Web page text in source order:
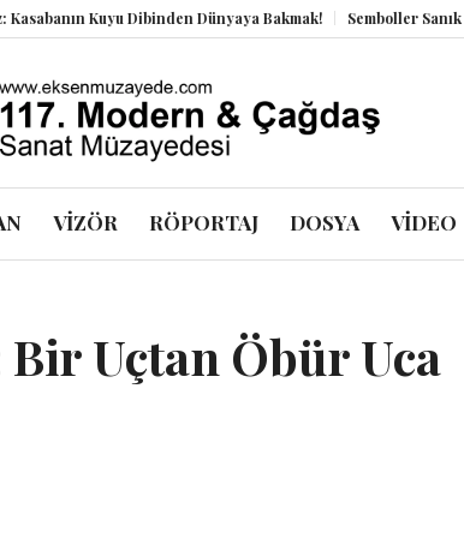
Dibinden Dünyaya Bakmak! Semboller Sanık
VİZÖR RÖPORTAJ DOSYA VİDEO
Bir Uçtan Öbür Uca